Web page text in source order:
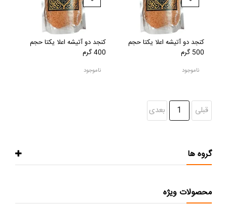
کنجد دو آتیشه اعلا یکتا حجم
500 گرم
ناموجود
کنجد دو آتیشه اعلا یکتا حجم
400 گرم
ناموجود
قبلی 1 بعدی
گروه ها
محصولات ویژه